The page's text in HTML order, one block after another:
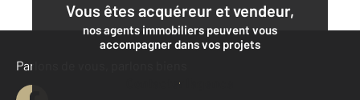
Vous êtes acquéreur et vendeur,
nos agents immobiliers peuvent vous
accompagner dans vos projets
Contacter l'agence
Parlons de vous, parlons biens